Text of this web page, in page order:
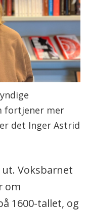
fortjener mer
det Inger Astrid
Voksbarnet
om
1600-tallet, og